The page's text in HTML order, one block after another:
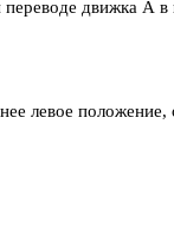
движка А
левое положение,